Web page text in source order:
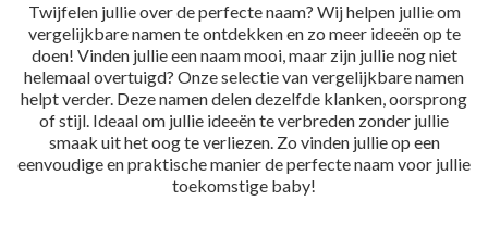
Twijfelen jullie over de perfecte naam? Wij helpen jullie om
vergelijkbare namen te ontdekken en zo meer ideeën op te
doen! Vinden jullie een naam mooi, maar zijn jullie nog niet
helemaal overtuigd? Onze selectie van vergelijkbare namen
helpt verder. Deze namen delen dezelfde klanken, oorsprong
of stijl. Ideaal om jullie ideeën te verbreden zonder jullie
smaak uit het oog te verliezen. Zo vinden jullie op een
eenvoudige en praktische manier de perfecte naam voor jullie
toekomstige baby!